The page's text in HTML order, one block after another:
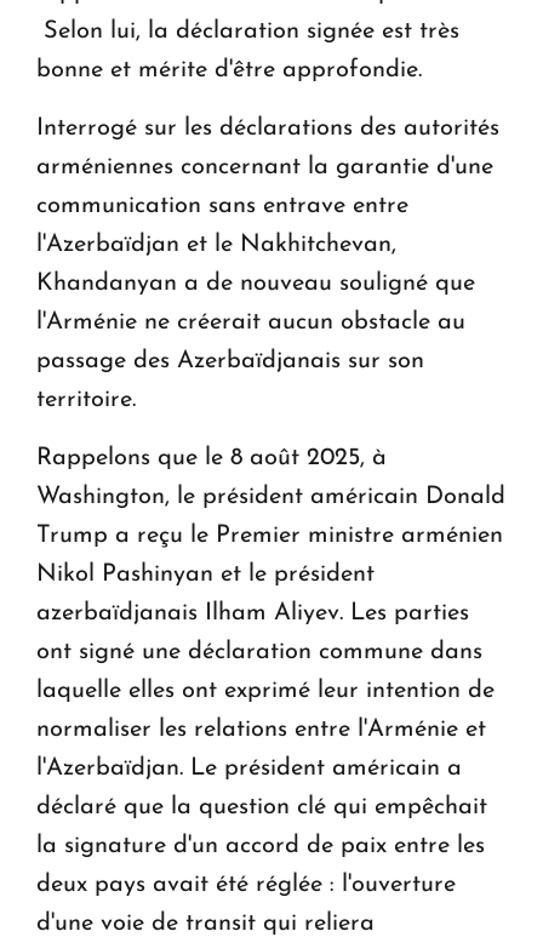
Selon lui, la déclaration signée est très
bonne et mérite d'être approfondie.
Interrogé sur les déclarations des autorités
arméniennes concernant la garantie d'une
communication sans entrave entre
l'Azerbaïdjan et le Nakhitchevan,
Khandanyan a de nouveau souligné que
l'Arménie ne créerait aucun obstacle au
passage des Azerbaïdjanais sur son
territoire.
Rappelons que le 8 août 2025, à
Washington, le président américain Donald
Trump a reçu le Premier ministre arménien
Nikol Pashinyan et le président
azerbaïdjanais Ilham Aliyev. Les parties
ont signé une déclaration commune dans
laquelle elles ont exprimé leur intention de
normaliser les relations entre l'Arménie et
l'Azerbaïdjan. Le président américain a
déclaré que la question clé qui empêchait
la signature d'un accord de paix entre les
deux pays avait été réglée : l'ouverture
d'une voie de transit qui reliera